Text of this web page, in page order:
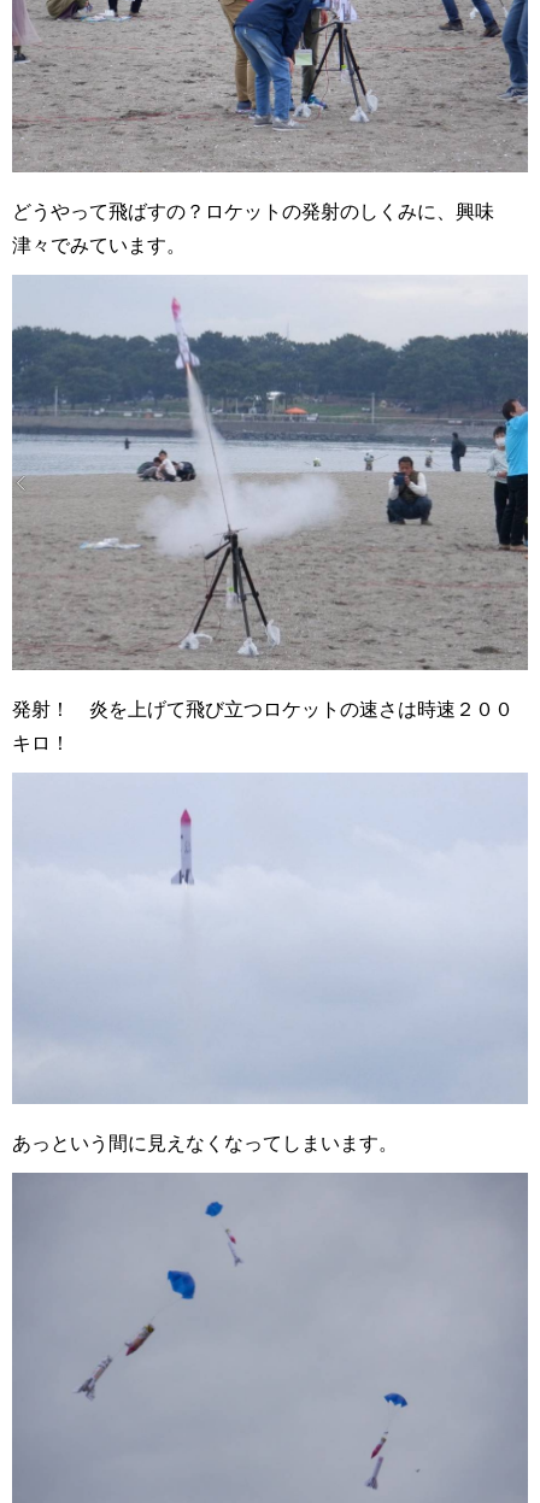
どうやって飛ばすの？ロケットの発射のしくみに、興味
津々でみています。
発射！ 炎を上げて飛び立つロケットの速さは時速２００
キロ！
あっという間に見えなくなってしまいます。